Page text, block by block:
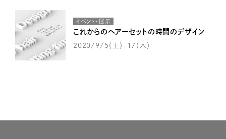
イベント・展示
これからのヘアーセットの時間のデザイン
2020/9/5（土）-17（木）